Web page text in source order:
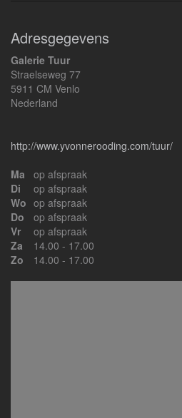
Adresgegevens
Galerie Tuur
Straelseweg 77
5911 CM Venlo
Nederland
http://www.yvonnerooding.com/tuur/
Ma
op afspraak
Di
op afspraak
Wo op afspraak
Do
op afspraak
Vr
op afspraak
Za
14.00 - 17.00
Zo
14.00 - 17.00